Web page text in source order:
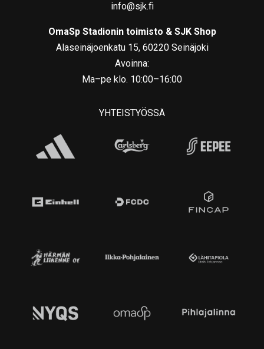
info@sjk.fi
OmaSp Stadionin toimisto & SJK Shop
Alaseinäjoenkatu 15, 60220 Seinäjoki
Avoinna:
Ma–pe klo. 10:00–16:00
YHTEISTYÖSSÄ